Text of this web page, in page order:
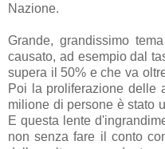
Nazione.
Grande, grandissimo
causato, ad esempio dal
supera il 50% e che va
Poi la proliferazione delle
milione di persone è stato
E questa lente
non senza fare il conto